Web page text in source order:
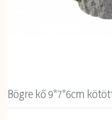
Bögre kő 9*7*6cm